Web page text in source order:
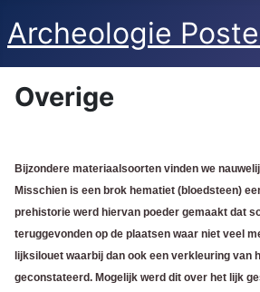
Archeologie
Overige
Bijzondere materiaalsoorten vinden we
Misschien is een brok hematiet (bloedsteen)
prehistorie werd hiervan poeder gemaakt dat
teruggevonden op de plaatsen waar niet veel
lijksilouet waarbij dan ook een verkleuring van
geconstateerd. Mogelijk werd dit over het lijk